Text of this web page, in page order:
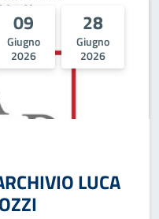
09
Giugno
2026
28
Giugno
2026
LUCA